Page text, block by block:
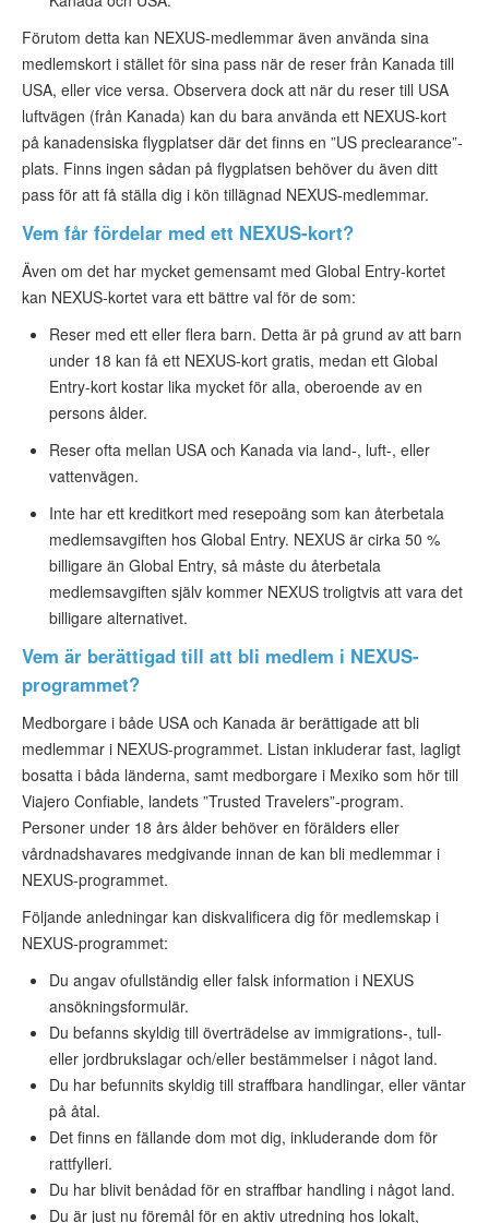
Förutom detta kan NEXUS-medlemmar även använda sina
medlemskort i stället för sina pass när de reser från Kanada till
USA, eller vice versa. Observera dock att när du reser till USA
luftvägen (från Kanada) kan du bara använda ett NEXUS-kort
på kanadensiska flygplatser där det finns en ”US preclearance”-
plats. Finns ingen sådan på flygplatsen behöver du även ditt
pass för att få ställa dig i kön tillägnad NEXUS-medlemmar.
Vem får fördelar med ett NEXUS-kort?
Även om det har mycket gemensamt med Global Entry-kortet
kan NEXUS-kortet vara ett bättre val för de som:
Reser med ett eller flera barn. Detta är på grund av att barn
under 18 kan få ett NEXUS-kort gratis, medan ett Global
Entry-kort kostar lika mycket för alla, oberoende av en
persons ålder.
Reser ofta mellan USA och Kanada via land-, luft-, eller
vattenvägen.
Inte har ett kreditkort med resepoäng som kan återbetala
medlemsavgiften hos Global Entry. NEXUS är cirka 50 %
billigare än Global Entry, så måste du återbetala
medlemsavgiften själv kommer NEXUS troligtvis att vara det
billigare alternativet.
Vem är berättigad till att bli medlem i NEXUS-
programmet?
Medborgare i både USA och Kanada är berättigade att bli
medlemmar i NEXUS-programmet. Listan inkluderar fast, lagligt
bosatta i båda länderna, samt medborgare i Mexiko som hör till
Viajero Confiable, landets ”Trusted Travelers”-program.
Personer under 18 års ålder behöver en förälders eller
vårdnadshavares medgivande innan de kan bli medlemmar i
NEXUS-programmet.
Följande anledningar kan diskvalificera dig för medlemskap i
NEXUS-programmet:
Du angav ofullständig eller falsk information i NEXUS
ansökningsformulär.
Du befanns skyldig till överträdelse av immigrations-, tull-
eller jordbrukslagar och/eller bestämmelser i något land.
Du har befunnits skyldig till straffbara handlingar, eller väntar
på åtal.
Det finns en fällande dom mot dig, inkluderande dom för
rattfylleri.
Du har blivit benådad för en straffbar handling i något land.
Du är just nu föremål för en aktiv utredning hos lokalt,